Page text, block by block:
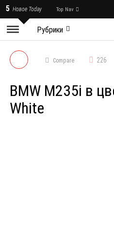
5 Новое Today Top Nav
Рубрики
Compare 226
BMW M235i в
White